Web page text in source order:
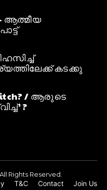
ആത്മീയ
കടക്കു
/ ആരുടെ
?
Rights Reserved.
T&C Contact Join Us